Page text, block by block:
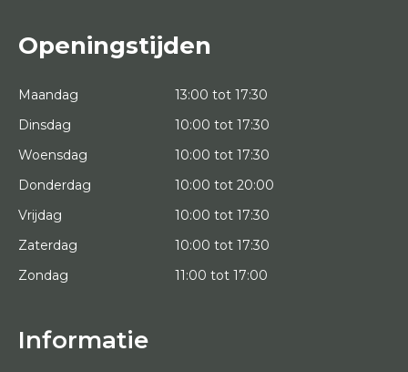
Openingstijden
Maandag
13:00 tot 17:30
Dinsdag
10:00 tot 17:30
Woensdag
10:00 tot 17:30
Donderdag
10:00 tot 20:00
Vrijdag
10:00 tot 17:30
Zaterdag
10:00 tot 17:30
Zondag
11:00 tot 17:00
Informatie